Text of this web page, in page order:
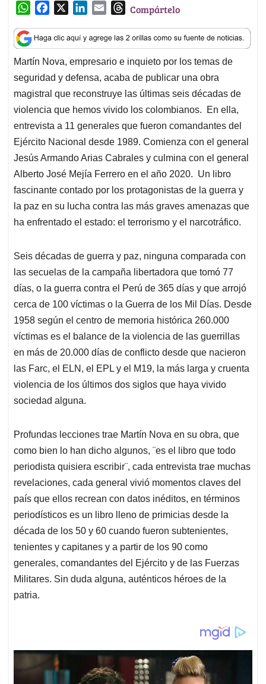
W
a
t
s
A
p
p
c
e
b
o
o
k
n
k
e
d
I
n
a
i
l
T
r
e
a
d
s
Compártelo
Martín Nova, empresario e inquieto por los temas de
seguridad y defensa, acaba de publicar una obra
magistral que reconstruye las últimas seis décadas de
violencia que hemos vivido los colombianos. En ella,
entrevista a 11 generales que fueron comandantes del
Ejército Nacional desde 1989. Comienza con el general
Jesús Armando Arias Cabrales y culmina con el general
Alberto José Mejía Ferrero en el año 2020. Un libro
fascinante contado por los protagonistas de la guerra y
la paz en su lucha contra las más graves amenazas que
ha enfrentado el estado: el terrorismo y el narcotráfico.
Seis décadas de guerra y paz, ninguna comparada con
las secuelas de la campaña libertadora que tomó 77
días, o la guerra contra el Perú de 365 días y que arrojó
cerca de 100 víctimas o la Guerra de los Mil Días. Desde
1958 según el centro de memoria histórica 260.000
víctimas es el balance de la violencia de las guerrillas
en más de 20.000 días de conflicto desde que nacieron
las Farc, el ELN, el EPL y el M19, la más larga y cruenta
violencia de los últimos dos siglos que haya vivido
sociedad alguna.
Profundas lecciones trae Martín Nova en su obra, que
como bien lo han dicho algunos, ¨es el libro que todo
periodista quisiera escribir¨, cada entrevista trae muchas
revelaciones, cada general vivió momentos claves del
país que ellos recrean con datos inéditos, en términos
periodísticos es un libro lleno de primicias desde la
década de los 50 y 60 cuando fueron subtenientes,
tenientes y capitanes y a partir de los 90 como
generales, comandantes del Ejército y de las Fuerzas
Militares. Sin duda alguna, auténticos héroes de la
patria.